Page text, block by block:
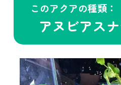
このアクアの種類：
アヌビアス